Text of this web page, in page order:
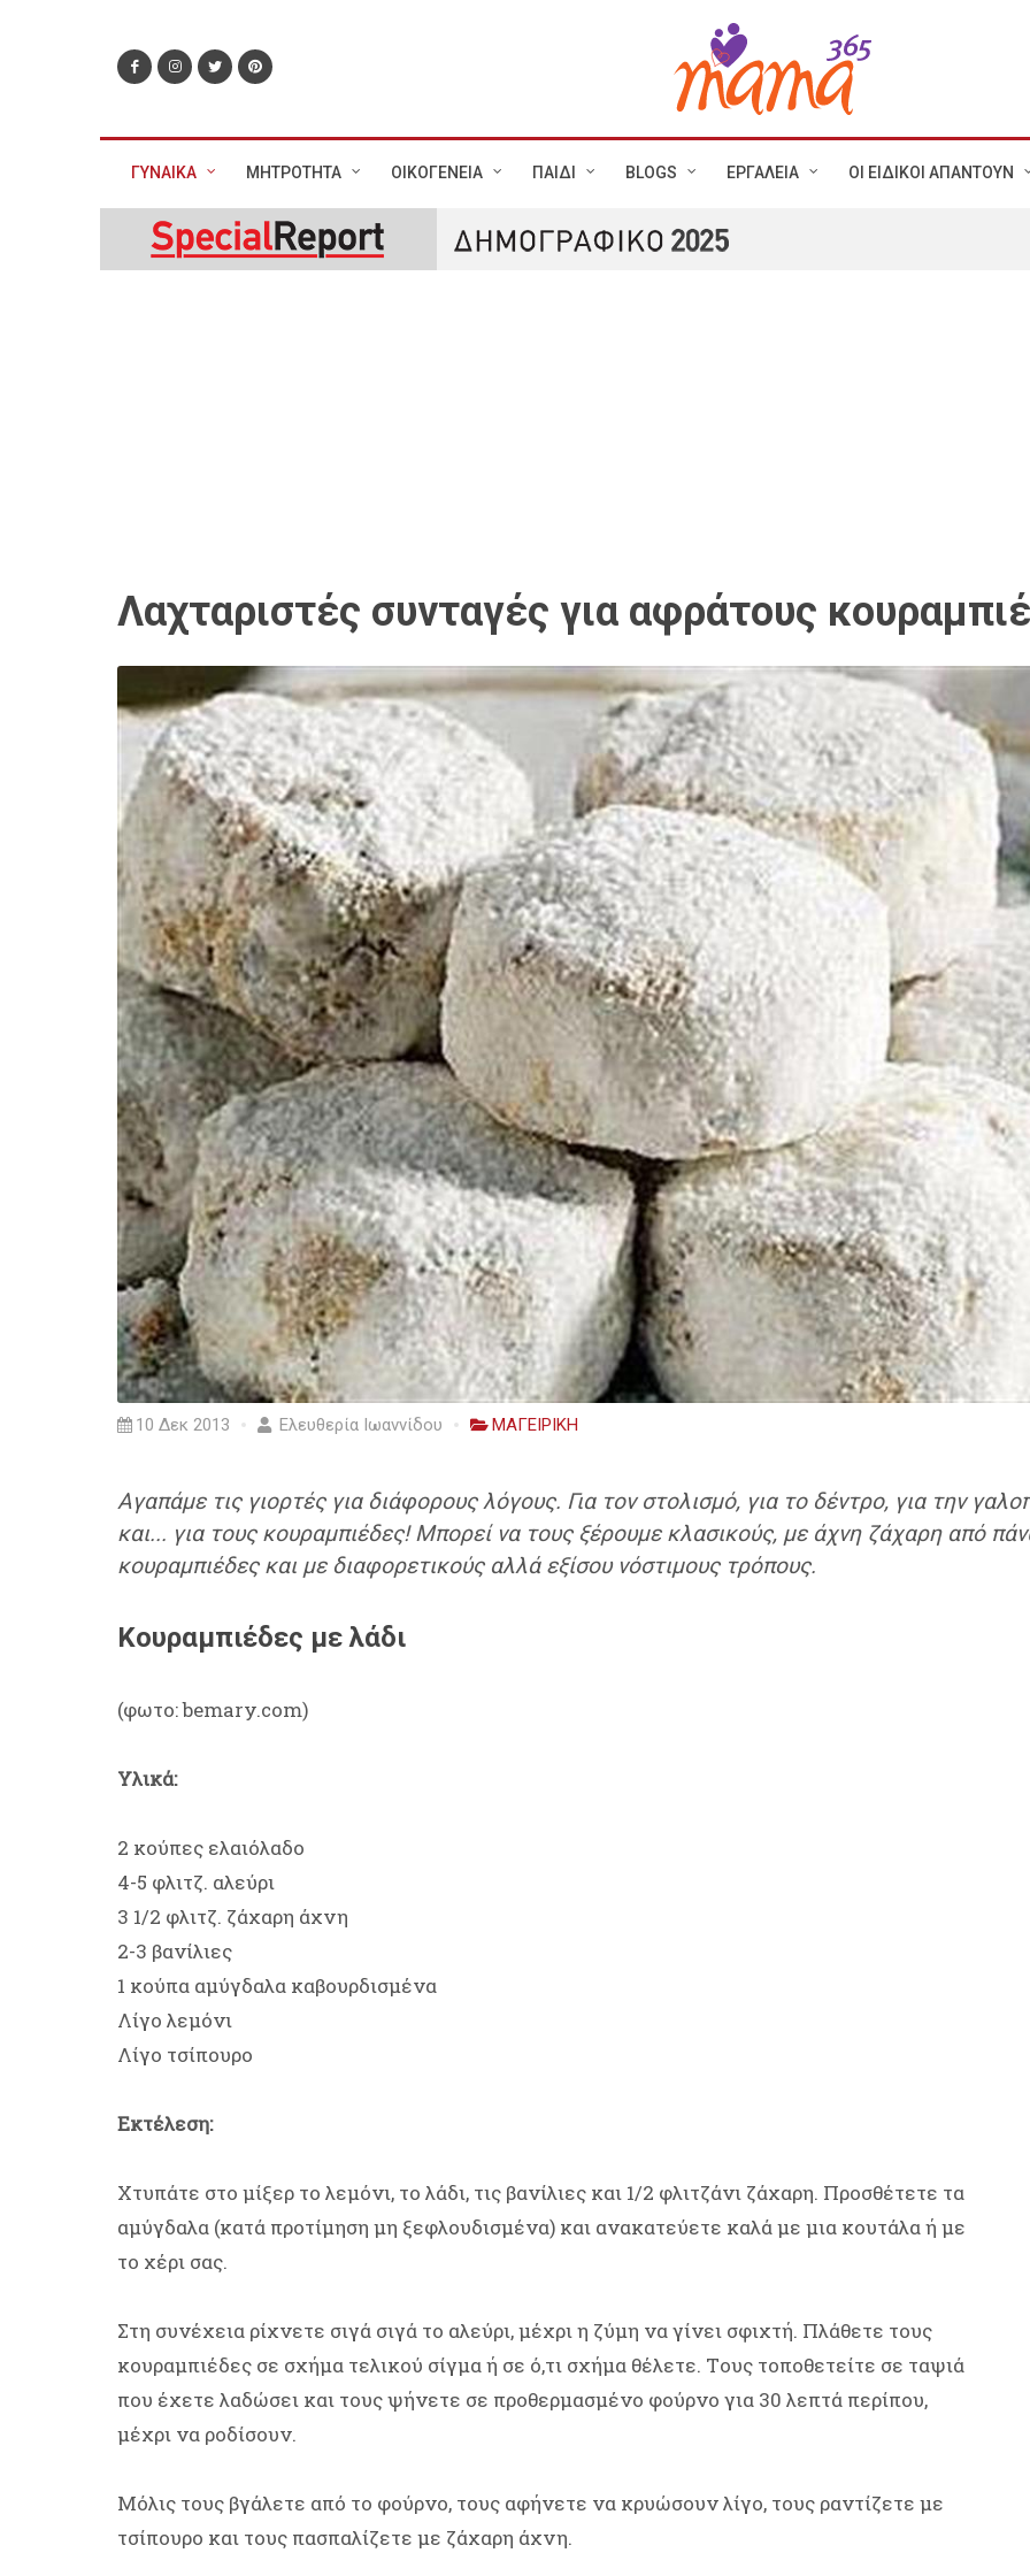
ΓΥΝΑΙΚΑ ΜΗΤΡΟΤΗΤΑ ΟΙΚΟΓΕΝΕΙΑ ΠΑΙΔΙ BLOGS ΕΡΓΑΛΕΙΑ ΟΙ ΕΙΔΙΚΟΙ ΑΠΑΝΤΟΥΝ
Λαχταριστές συνταγές για αφράτους
10 Δεκ 2013 Ελευθερία Ιωαννίδου ΜΑΓΕΙΡΙΚΗ
Αγαπάμε τις γιορτές για διάφορους λόγους. Για τον στολισμό, για το δέντρο, για την
και... για τους κουραμπιέδες! Μπορεί να τους ξέρουμε κλασικούς, με άχνη ζάχαρη από
κουραμπιέδες και με διαφορετικούς αλλά εξίσου νόστιμους τρόπους.
Κουραμπιέδες με λάδι
(φωτο: bemary.com)
Υλικά:
2 κούπες ελαιόλαδο
4-5 φλιτζ. αλεύρι
3 1/2 φλιτζ. ζάχαρη άχνη
2-3 βανίλιες
1 κούπα αμύγδαλα καβουρδισμένα
Λίγο λεμόνι
Λίγο τσίπουρο
Εκτέλεση:
Xτυπάτε στο μίξερ το λεμόνι, το λάδι, τις βανίλιες και 1/2 φλιτζάνι ζάχαρη. Προσθέτετε τα
αμύγδαλα (κατά προτίμηση μη ξεφλουδισμένα) και ανακατεύετε καλά με μια κουτάλα ή με
το χέρι σας.
Στη συνέχεια ρίχνετε σιγά σιγά το αλεύρι, μέχρι η ζύμη να γίνει σφιχτή. Πλάθετε τους
κουραμπιέδες σε σχήμα τελικού σίγμα ή σε ό,τι σχήμα θέλετε. Tους τοποθετείτε σε ταψιά
που έχετε λαδώσει και τους ψήνετε σε προθερμασμένο φούρνο για 30 λεπτά περίπου,
μέχρι να ροδίσουν.
Mόλις τους βγάλετε από το φούρνο, τους αφήνετε να κρυώσουν λίγο, τους ραντίζετε με
τσίπουρο και τους πασπαλίζετε με ζάχαρη άχνη.